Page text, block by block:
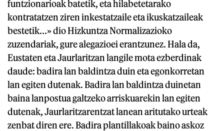
funtzionarioak batetik, eta hilabetetarako
kontratatzen ziren inkestatzaile eta ikuskatzaileak
bestetik...» dio Hizkuntza Normalizazioko
zuzendariak, gure alegazioei erantzunez. Hala da,
Eustaten eta Jaurlaritzan langile mota ezberdinak
daude: badira lan baldintza duin eta egonkorretan
lan egiten dutenak. Badira lan baldintza duinetan
baina lanpostua galtzeko arriskuarekin lan egiten
dutenak, Jaurlaritzarentzat lanean aritutako urteak
zenbat diren ere. Badira plantillakoak baino askoz